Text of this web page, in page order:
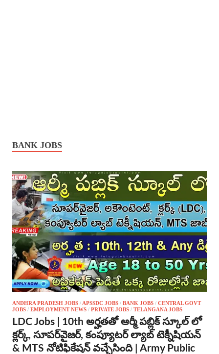
BANK JOBS
ANDHRA PRADESH JOBS / APSSDC JOBS / BANK JOBS / CENTRAL GOVT
JOBS / EMPLOYMENT NEWS / PRIVATE JOBS / TELANGANA JOBS
LDC Jobs | 10th అర్హతతో ఆర్మీ పబ్లిక్ స్కూల్ లో
క్లర్క్, సూపర్‌వైజర్, కంప్యూటర్ ల్యాబ్ టెక్నీషియన్
& MTS నోటిఫికేషన్ వచ్చేసింది | Army Public